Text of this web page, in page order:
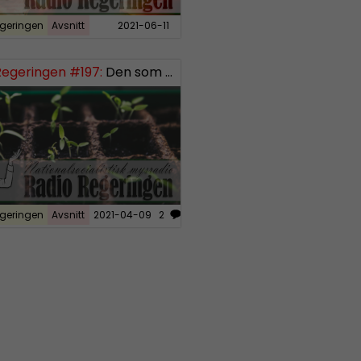
Avsnitt 2021-06-11
#197: Den som sår får skörda, del 3
Avsnitt 2021-04-09 2